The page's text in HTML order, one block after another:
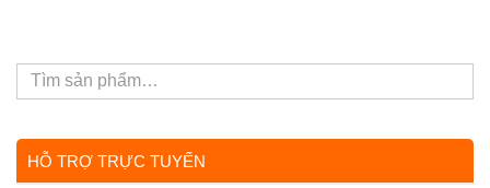
HỖ TRỢ TRỰC TUYẾN